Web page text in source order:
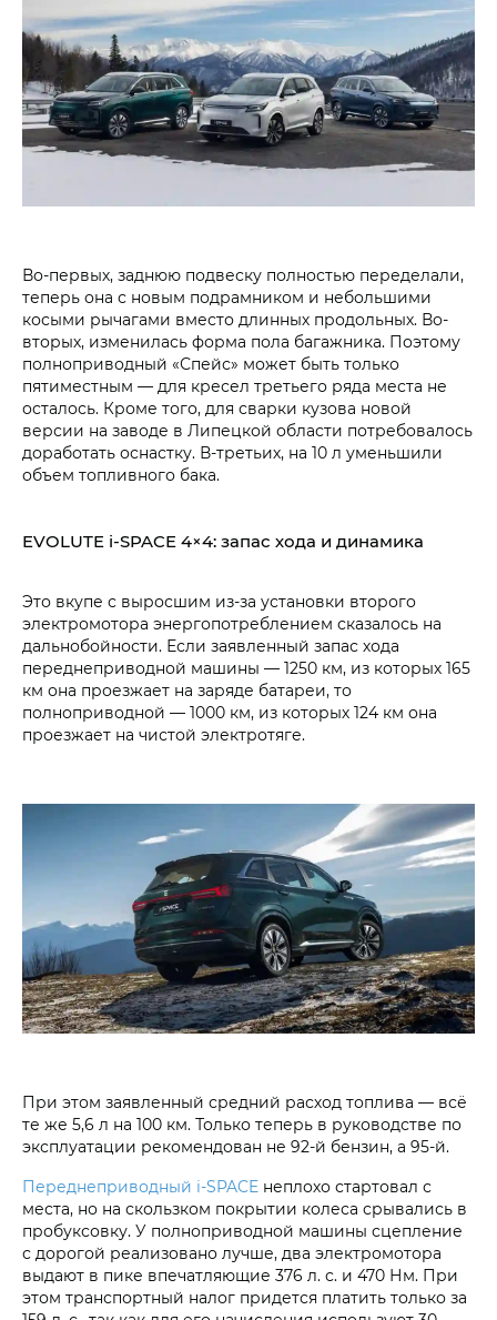
Во-первых, заднюю подвеску полностью переделали,
теперь она с новым подрамником и небольшими
косыми рычагами вместо длинных продольных. Во-
вторых, изменилась форма пола багажника. Поэтому
полноприводный «Спейс» может быть только
пятиместным — для кресел третьего ряда места не
осталось. Кроме того, для сварки кузова новой
версии на заводе в Липецкой области потребовалось
доработать оснастку. В-третьих, на 10 л уменьшили
объем топливного бака.
EVOLUTE i‑SPACE 4×4: запас хода и динамика
Это вкупе с выросшим из-за установки второго
электромотора энергопотреблением сказалось на
дальнобойности. Если заявленный запас хода
переднеприводной машины — 1250 км, из которых 165
км она проезжает на заряде батареи, то
полноприводной — 1000 км, из которых 124 км она
проезжает на чистой электротяге.
При этом заявленный средний расход топлива — всё
те же 5,6 л на 100 км. Только теперь в руководстве по
эксплуатации рекомендован не 92-й бензин, а 95-й.
Переднеприводный i‑SPACE неплохо стартовал с
места, но на скользком покрытии колеса срывались в
пробуксовку. У полноприводной машины сцепление
с дорогой реализовано лучше, два электромотора
выдают в пике впечатляющие 376 л. с. и 470 Нм. При
этом транспортный налог придется платить только за